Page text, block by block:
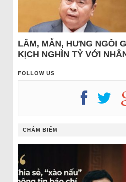
LÂM, MẪN, HƯNG NGỒI
KỊCH NGHÌN TỶ VỚI
FOLLOW US
CHÂM BIẾM